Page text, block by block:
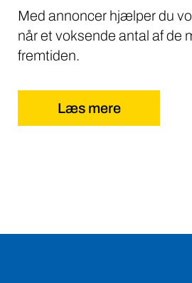
Med annoncer hjælper du
når et voksende antal af de
fremtiden.
Læs mere